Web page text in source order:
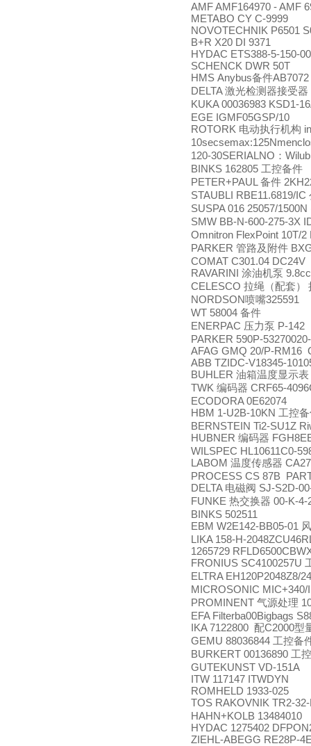
AMF AMF164970 - AMF
METABO CY C-9999
NOVOTECHNIK P6501
B+R X20 DI 9371
HYDAC ETS388-5-150-
SCHENCK DWR 50T
HMS Anybus备件AB7072
DELTA激光检测器接受器
KUKA 00036983 KSD1-
EGE IGMF05GSP/10
ROTORK 电动执行机构
120-30SERIALNO ：
BINKS 162805 工控备件
PETER+PAUL 备件
STAUBLI RBE11.6819/IC
SUSPA 016 25057/
SMW BB-N-600-275-3X
Omnitron FlexPoint 10T/
PARKER 管路及附件
COMAT C301.04 DC24V
RAVARINI 涂油机泵 9.8cc
CELESCO 拉绳（配套）
NORDSON喷嘴325591
WT 58004 备件
ENERPAC 压力泵 P-142
PARKER 590P-
AFAG GMQ 20/P-RM16
ABB TZIDC-V18345-
BUHLER 油箱温度显示表
TWK 编码器 CRF65-
ECODORA 0E62074
HBM 1-U2B-10KN 工控
BERNSTEIN Ti2-SU1Z
HUBNER 编码器
WILSPEC HL10611C0-
LABOM 温度传感器
PROCESS CS 87B
DELTA 电磁阀 SJ-S2D-
FUNKE 热交换器 00-K-4-
BINKS 502511
EBM W2E142-BB05-01
LIKA 158-H-
1265729
FRONIUS SC4100257U
ELTRA EH120P2048Z8/
MICROSONIC
PROMINENT 气源处理
EFA Filterba00Bigbags
IKA 7122800 配C2000型
GEMU 88036844 工控备
BURKERT 00136890 工
GUTEKUNST VD-151A
ITW 117147 ITWDYN
ROMHELD 1933-025
TOS RAKOVNIK TR2-
HAHN+KOLB 13484010
HYDAC 1275402
ZIEHL-ABEGG RE28P-